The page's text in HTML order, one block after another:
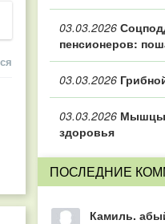
03.03.2026
пенсионеров:
03.03.2026
03.03.2026 Мышцы
здоровья
ПОСЛЕДНИЕ
Камиль.